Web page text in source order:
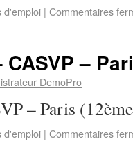
d'emploi | Commentaires
–
DemoPro
– Paris
d'emploi | Commentaires